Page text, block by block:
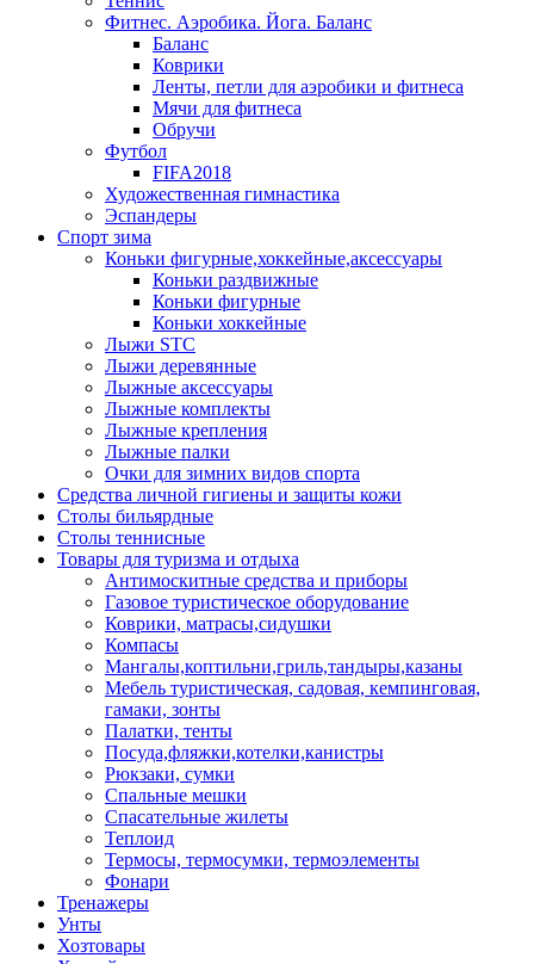
Фитнес. Аэробика. Йога. Баланс
Баланс
Коврики
Ленты, петли для аэробики и фитнеса
Мячи для фитнеса
Обручи
Футбол
FIFA2018
Художественная гимнастика
Эспандеры
Спорт зима
Коньки фигурные,хоккейные,аксессуары
Коньки раздвижные
Коньки фигурные
Коньки хоккейные
Лыжи STC
Лыжи деревянные
Лыжные аксессуары
Лыжные комплекты
Лыжные крепления
Лыжные палки
Очки для зимних видов спорта
Средства личной гигиены и защиты кожи
Столы бильярдные
Столы теннисные
Товары для туризма и отдыха
Антимоскитные средства и приборы
Газовое туристическое оборудование
Коврики, матрасы,сидушки
Компасы
Мангалы,коптильни,гриль,тандыры,казаны
Мебель туристическая, садовая, кемпинговая,
гамаки, зонты
Палатки, тенты
Посуда,фляжки,котелки,канистры
Рюкзаки, сумки
Спальные мешки
Спасательные жилеты
Теплоид
Термосы, термосумки, термоэлементы
Фонари
Тренажеры
Унты
Хозтовары